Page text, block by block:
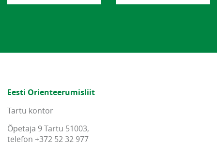
Eesti Orienteerumisliit
Tartu kontor
Õpetaja 9 Tartu 51003,
telefon +372 52 32 977